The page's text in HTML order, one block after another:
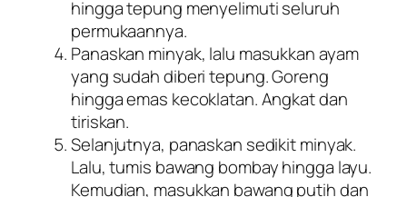
hingga tepung menyelimuti seluruh
permukaannya.
Panaskan minyak, lalu masukkan ayam
yang sudah diberi tepung. Goreng
hingga emas kecoklatan. Angkat dan
tiriskan.
Selanjutnya, panaskan sedikit minyak.
Lalu, tumis bawang bombay hingga layu.
Kemudian, masukkan bawang putih dan